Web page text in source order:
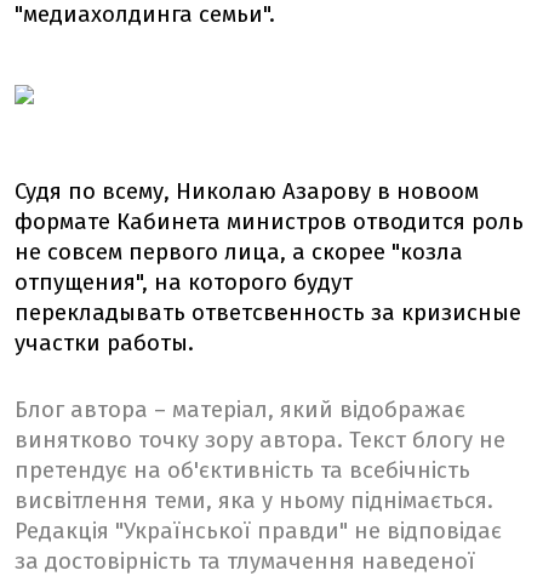
"медиахолдинга семьи".
Судя по всему, Николаю Азарову в новоом
формате Кабинета министров отводится роль
не совсем первого лица, а скорее "козла
отпущения", на которого будут
перекладывать ответсвенность за кризисные
участки работы.
Блог автора – матеріал, який відображає
винятково точку зору автора. Текст блогу не
претендує на об'єктивність та всебічність
висвітлення теми, яка у ньому піднімається.
Редакція "Української правди" не відповідає
за достовірність та тлумачення наведеної